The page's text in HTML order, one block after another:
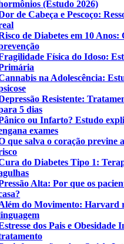
(Estudo 2026)
de Cabeça e Pescoço:
de Diabetes em 10
Física do Idoso:
na Adolescência:
Resistente:
5 dias
ou Infarto? Estudo
exames
que salva o coração previne
do Diabetes Tipo 1:
Alta: Por que os
do Movimento: Harvard
dos Pais e